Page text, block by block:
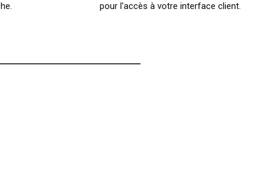
pour l'accès à votre interface client.